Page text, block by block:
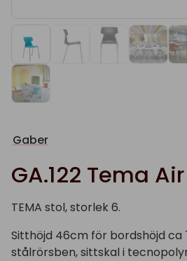
Gaber
GA.122 Tema
TEMA stol, storlek 6.
Sitthöjd 46cm för bordshöjd ca
stålrörsben, sittskal i